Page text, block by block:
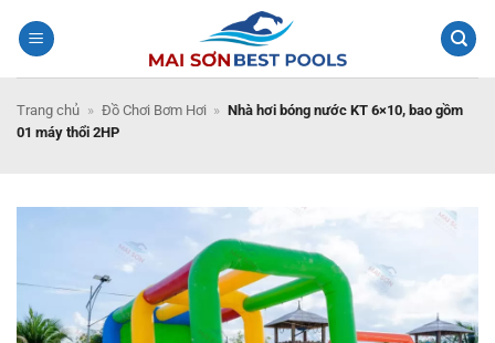
qua
Trang chủ » Đồ Chơi Bơm Hơi » Nhà hơi bóng nước KT 6×10, bao gồm
01 máy thổi 2HP